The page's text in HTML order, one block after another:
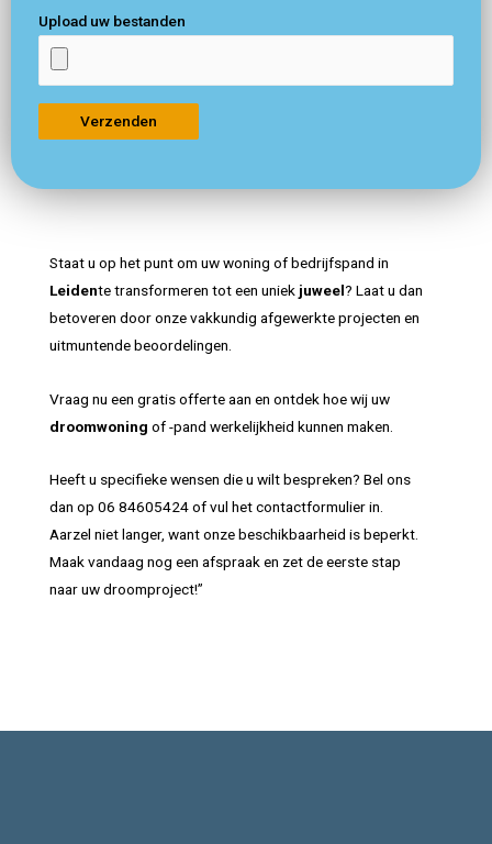
Upload uw bestanden
Staat u op het punt om uw woning of bedrijfspand in
Leidente transformeren tot een uniek juweel? Laat u dan
betoveren door onze vakkundig afgewerkte projecten en
uitmuntende beoordelingen.
Vraag nu een gratis offerte aan en ontdek hoe wij uw
droomwoning of -pand werkelijkheid kunnen maken.
Heeft u specifieke wensen die u wilt bespreken? Bel ons
dan op 06 84605424 of vul het contactformulier in.
Aarzel niet langer, want onze beschikbaarheid is beperkt.
Maak vandaag nog een afspraak en zet de eerste stap
naar uw droomproject!”